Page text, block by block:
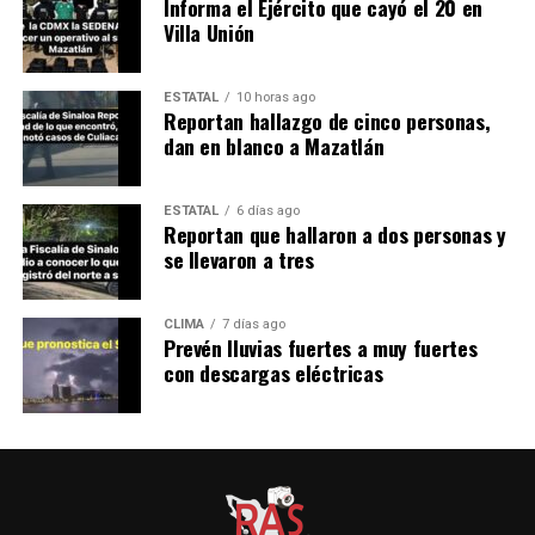
Informa el Ejército que cayó el 20 en
Villa Unión
ESTATAL 10 horas ago
Reportan hallazgo de cinco personas,
dan en blanco a Mazatlán
ESTATAL 6 días ago
Reportan que hallaron a dos personas y
se llevaron a tres
CLIMA 7 días ago
Prevén lluvias fuertes a muy fuertes
con descargas eléctricas